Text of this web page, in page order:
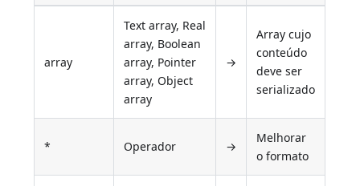
array
Text array, Real
array, Boolean
array, Pointer
array, Object
array
→
Array cujo
conteúdo
deve ser
serializado
* Operador →
Melhorar
o formato